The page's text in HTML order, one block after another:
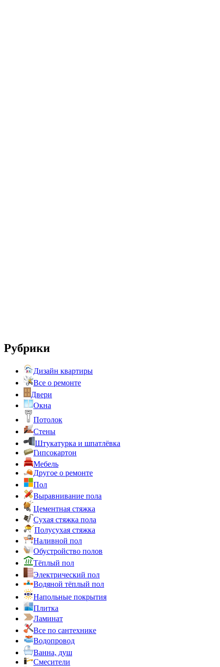
Рубрики
Дизайн квартиры
Все о ремонте
Двери
Окна
Потолок
Стены
Штукатурка и шпатлёвка
Гипсокартон
Мебель
Другое о ремонте
Пол
Выравнивание пола
Цементная стяжка
Сухая стяжка пола
Полусухая стяжка
Наливной пол
Обустройство полов
Тёплый пол
Электрический пол
Водяной тёплый пол
Напольные покрытия
Плитка
Ламинат
Все по сантехнике
Водопровод
Ванна, душ
Смесители